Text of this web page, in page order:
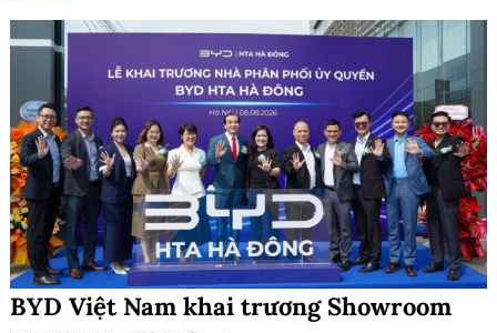
BYD Việt Nam khai trương Showroom